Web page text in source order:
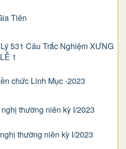
Tiên
531 Câu Trắc Nghiệm XƯNG
1
chức Linh Mục -2023
thường niên kỳ I/2023
thường niên kỳ I/2023